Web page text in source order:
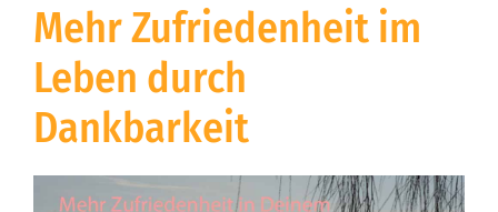
Mehr Zufriedenheit im
Leben durch
Dankbarkeit